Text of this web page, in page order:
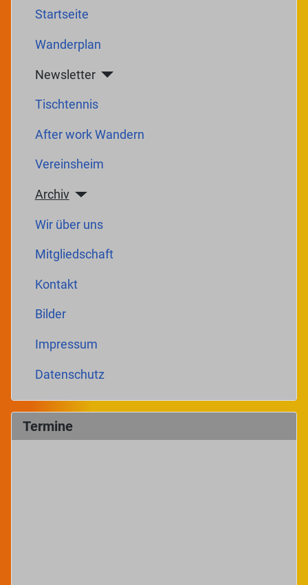
Startseite
Wanderplan
Newsletter
Tischtennis
After work Wandern
Vereinsheim
Archiv
Wir über uns
Mitgliedschaft
Kontakt
Bilder
Impressum
Datenschutz
Termine